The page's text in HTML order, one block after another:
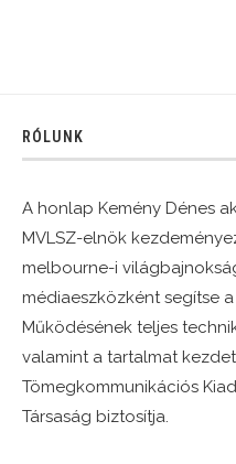
RÓLUNK
A honlap Kemény Dénes
MVLSZ-elnök
melbourne-i
médiaeszközként segítse
Működésének teljes
valamint a tartalmat
Tömegkommunikációs
Társaság biztosítja.